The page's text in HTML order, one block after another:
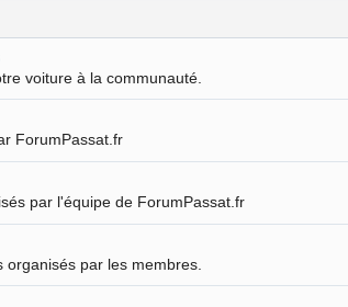
voiture à la communauté.
ForumPassat.fr
par l'équipe de ForumPassat.fr
par les membres.